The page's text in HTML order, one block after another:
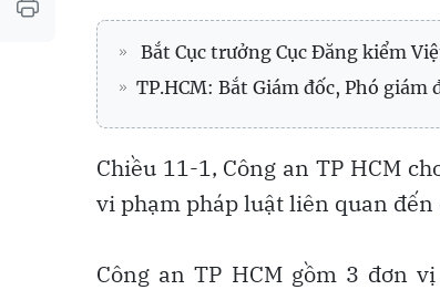
Bắt Cục trưởng Cục Đăng kiểm
TP.HCM: Bắt Giám đốc, Phó
Chiều 11-1, Công an TP HCM
vi phạm pháp luật liên quan đến
Công an TP HCM gồm 3 đơn